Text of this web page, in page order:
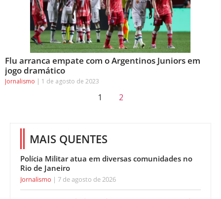
Flu arranca empate com o Argentinos Juniors em
jogo dramático
Jornalismo 1 de agosto de 2023
1 2
MAIS QUENTES
Polícia Militar atua em diversas comunidades no
Rio de Janeiro
Jornalismo 7 de agosto de 2026